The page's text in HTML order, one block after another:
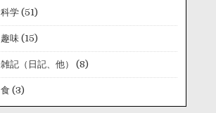
科学(51)
趣味(15)
雑記（日記、他） (8)
食 (3)